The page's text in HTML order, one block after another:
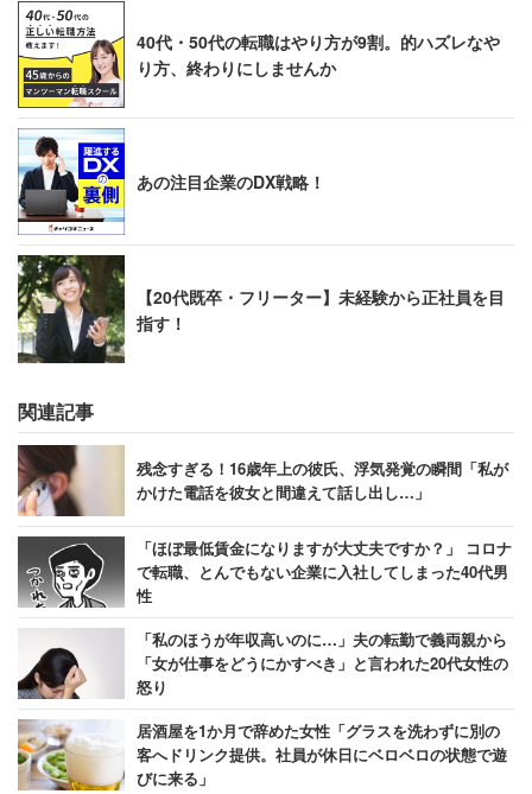
40代・50代の転職はやり方が9割。的ハズレなや
り方、終わりにしませんか
あの注目企業のDX戦略！
【20代既卒・フリーター】未経験から正社員を目
指す！
関連記事
残念すぎる！16歳年上の彼氏、浮気発覚の瞬間「私が
かけた電話を彼女と間違えて話し出し…」
「ほぼ最低賃金になりますが大丈夫ですか？」 コロナ
で転職、とんでもない企業に入社してしまった40代男
性
「私のほうが年収高いのに…」夫の転勤で義両親から
「女が仕事をどうにかすべき」と言われた20代女性の
怒り
居酒屋を1か月で辞めた女性「グラスを洗わずに別の
客へドリンク提供。社員が休日にベロベロの状態で遊
びに来る」